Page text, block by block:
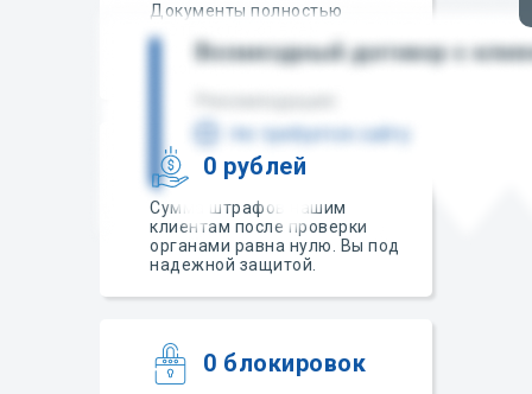
Документы полностью
соответствуют всем
последним требованиям
законодательства.
Сумма штрафов нашим
клиентам после проверки
органами равна нулю. Вы под
надежной защитой.
0 рублей
0 блокировок